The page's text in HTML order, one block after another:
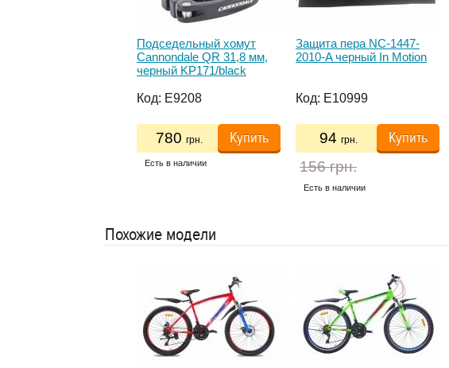
Подседельный хомут
Cannondale QR 31,8 мм,
черный KP171/black
Код: E9208
780 грн. Купить
Есть в наличии
Защита пера NC-1447-
2010-A черный In Motion
Код: E10999
94 грн. Купить
156 грн.
Есть в наличии
Похожие модели